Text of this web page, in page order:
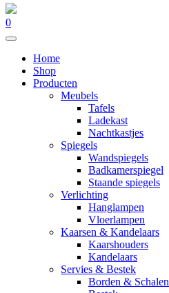
0
Home
Shop
Producten
Meubels
Tafels
Ladekast
Nachtkastjes
Spiegels
Wandspiegels
Badkamerspiegel
Staande spiegels
Verlichting
Hanglampen
Vloerlampen
Kaarsen & Kandelaars
Kaarshouders
Kandelaars
Servies & Bestek
Borden & Schalen